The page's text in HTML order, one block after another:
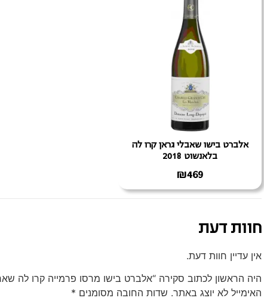
אלברט בישו שאבלי גראן קרו לה
בלאנשוט 2018
₪469
חוות דעת
אין עדיין חוות דעת.
היה הראשון לכתוב סקירה “אלברט בישו מרסו פרמייה קרו לה שארמה
האימייל לא יוצג באתר. שדות החובה מסומנים *